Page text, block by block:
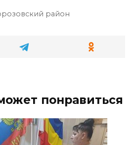
район
понравиться